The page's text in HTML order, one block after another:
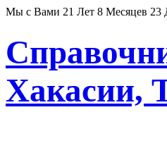
Мы с Вами 21 Лет 8 Месяцев 23
Хакасии,